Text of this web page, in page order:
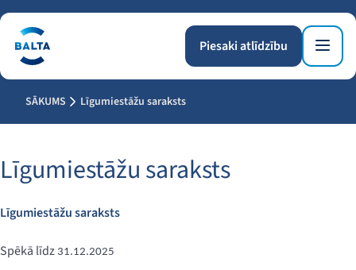
Piesaki atlīdzību
SĀKUMS Līgumiestāžu saraksts
Līgumiestāžu saraksts
Līgumiestāžu saraksts
Spēkā līdz 31.12.2025